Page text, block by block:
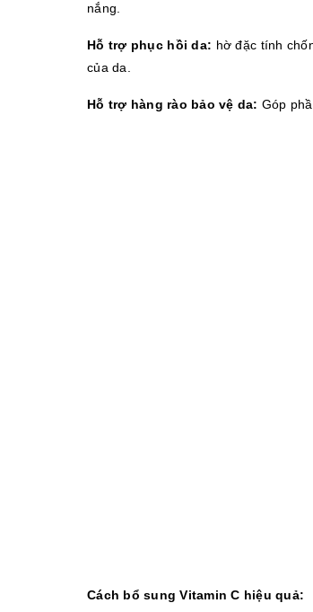
nắng.
Hỗ trợ phục hồi da: hờ đặc tính
của da.
Hỗ trợ hàng rào bảo vệ da: Góp
Cách bổ sung Vitamin C hiệu quả: